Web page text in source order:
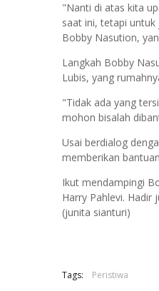
"Nanti di atas kita
saat ini, tetapi
Bobby Nasution,
Langkah Bobby
Lubis, yang
"Tidak ada yang
mohon bisalah
Usai berdialog
memberikan
Ikut mendampingi
Harry Pahlevi.
(junita sianturi)
Tags: Peristiwa